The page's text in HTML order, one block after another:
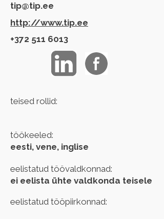
tip@tip.ee
http://www.tip.ee
+372 511 6013
teised rollid:
töökeeled:
eesti, vene, inglise
eelistatud töövaldkonnad:
ei eelista ühte valdkonda teisele
eelistatud tööpiirkonnad: